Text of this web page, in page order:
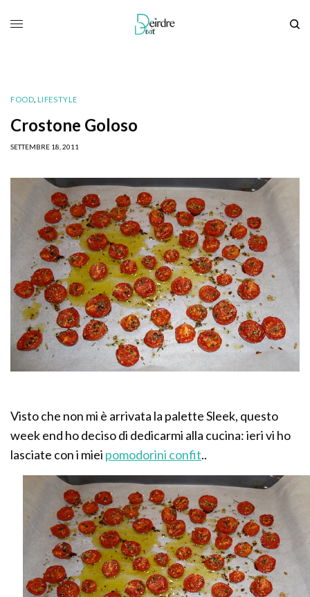
FOOD, LIFESTYLE
Crostone Goloso
SETTEMBRE 18, 2011
Visto che non mi è arrivata la palette Sleek, questo
week end ho deciso di dedicarmi alla cucina: ieri vi ho
lasciate con i miei pomodorini confit..